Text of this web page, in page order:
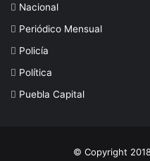
Nacional
Periódico Mensual
Policía
Política
Puebla Capital
© Copyright